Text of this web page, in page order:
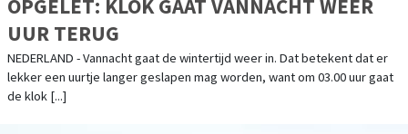
OPGELET: KLOK GAAT VANNACHT WEER
UUR TERUG
NEDERLAND - Vannacht gaat de wintertijd weer in. Dat betekent dat er
lekker een uurtje langer geslapen mag worden, want om 03.00 uur gaat
de klok [...]